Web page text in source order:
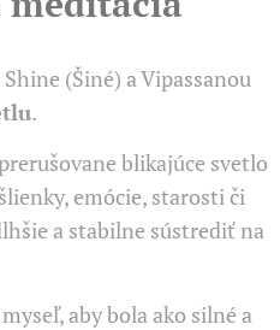
(Šiné) a Vipassanou
.
blikajúce svetlo
emócie, starosti či
a stabilne sústrediť na
aby bola ako silné a